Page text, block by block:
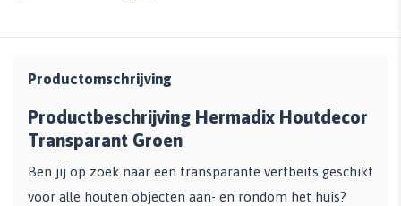
Productomschrijving
Productbeschrijving Hermadix Houtdecor
Transparant Groen
Ben jij op zoek naar een transparante verfbeits geschikt
voor alle houten objecten aan- en rondom het huis?